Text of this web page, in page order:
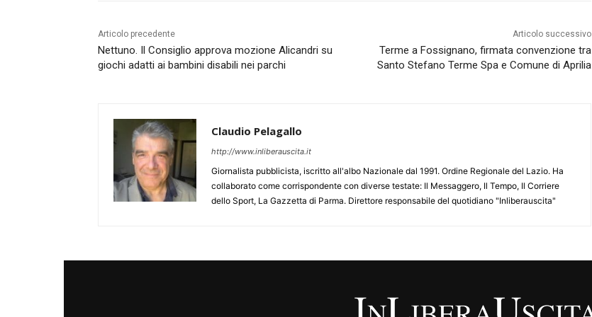
Articolo precedente
Nettuno. Il Consiglio approva mozione Alicandri su
giochi adatti ai bambini disabili nei parchi
Articolo successivo
Terme a Fossignano, firmata convenzione tra
Santo Stefano Terme Spa e Comune di Aprilia
Claudio Pelagallo
http://www.inliberauscita.it
Giornalista pubblicista, iscritto all'albo Nazionale dal 1991. Ordine Regionale del Lazio. Ha
collaborato come corrispondente con diverse testate: Il Messaggero, Il Tempo, Il Corriere
dello Sport, La Gazzetta di Parma. Direttore responsabile del quotidiano "Inliberauscita"